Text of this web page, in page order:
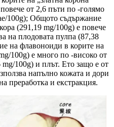
от 2,6 пъти по -голямо
100g); Общото съдържание
(291,19 mg/100g) е повече
на плодовата пулпа (87,38
на флавоноиди в корите на
100g) е много по -високо от
mg/100g) и плът. Ето защо е от
напълно кожата и дори
преработка и екстракция.